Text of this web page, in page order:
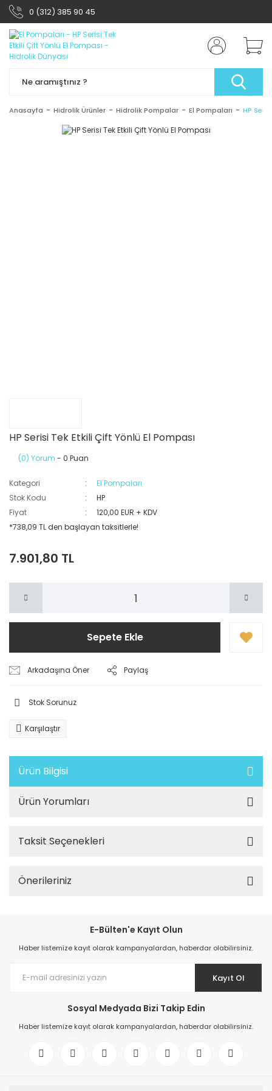
0 (312) 385 90 45
Anasayfa Hidrolik Ürünler Hidrolik Pompalar El Pompaları HP
HP Serisi Tek Etkili Çift Yönlü El Pompası
(0) Yorum - 0 Puan
Kategori
El Pompaları
Stok Kodu
HP
Fiyat
120,00 EUR + KDV
*738,09 TL den başlayan taksitlerle!
7.901,80 TL
Sepete Ekle
Arkadaşına Öner Paylaş
Stok Sorunuz
Karşılaştır
Ürün Bilgisi
Ürün Yorumları
Taksit Seçenekleri
Önerileriniz
E-Bülten'e Kayıt Olun
Haber listemize kayıt olarak kampanyalardan, haberdar olabilirsiniz.
Kayıt Ol
Sosyal Medyada Bizi Takip Edin
Haber listemize kayıt olarak kampanyalardan, haberdar olabilirsiniz.